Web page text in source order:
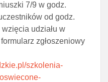
7/9 w godz.
od godz.
udziału w
zgłoszeniowy
szkolenia-